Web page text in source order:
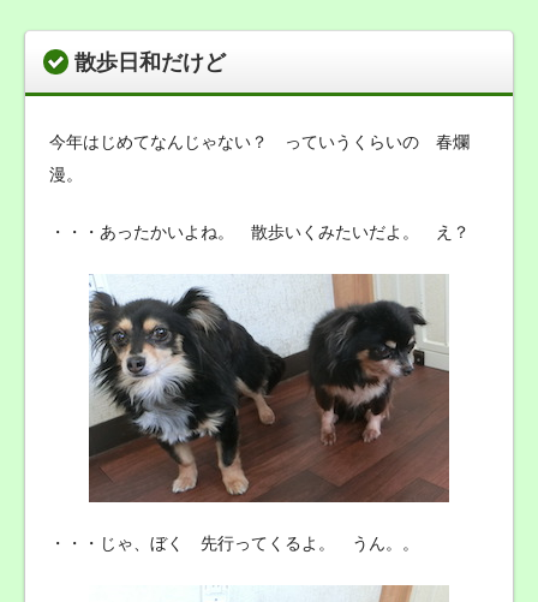
散歩日和だけど
今年はじめてなんじゃない？ っていうくらいの 春爛
漫。
・・・あったかいよね。 散歩いくみたいだよ。 え？
・・・じゃ、ぼく 先行ってくるよ。 うん。。